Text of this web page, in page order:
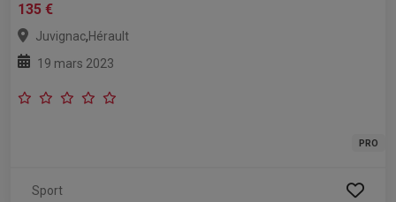
135 €
Juvignac,Hérault
19 mars 2023
PRO
Sport